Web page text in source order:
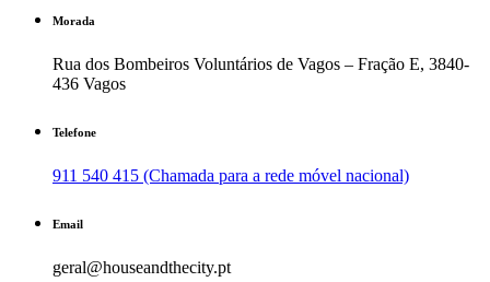
Morada
Rua dos Bombeiros Voluntários de Vagos – Fração E, 3840-
436 Vagos
Telefone
911 540 415 (Chamada para a rede móvel nacional)
Email
geral@houseandthecity.pt